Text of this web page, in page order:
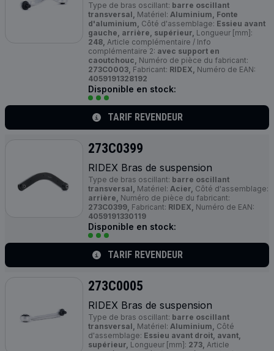
Type de bras oscillant: barre oscillant
transversal, Matériel: Aluminium, Fonte
d'aluminium, Côté d'assemblage: Essieu avant
gauche, arrière, supérieur, Longueur [mm]:
248, Article complémentaire / Info
complémentaire 2: avec support en
caoutchouc, Numéro de pièce du fabricant:
273C0003, Fabricant: RIDEX, Numéro de EAN:
4059191328192
Disponible en stock:
TARIF REVENDEUR
273C0399
RIDEX Bras de suspension
Type de bras oscillant: barre oscillant
transversal, Matériel: Acier, Côté d'assemblage:
arrière, Numéro de pièce du fabricant:
273C0399, Fabricant: RIDEX, Numéro de EAN:
4059191330119
Disponible en stock:
TARIF REVENDEUR
273C0005
RIDEX Bras de suspension
Type de bras oscillant: barre oscillant
transversal, Matériel: Aluminium, Côté
d'assemblage: Essieu avant droit, avant,
supérieur, Longueur [mm]: 273, Article